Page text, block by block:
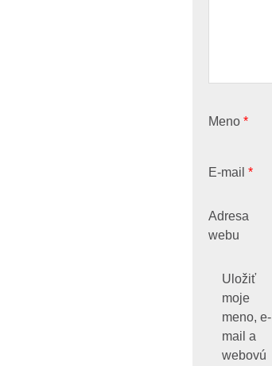
Meno *
E-mail *
Adresa
webu
Uložiť
moje
meno, e-
mail a
webovú